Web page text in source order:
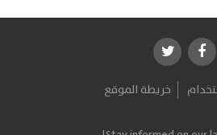
خريطة الموقع